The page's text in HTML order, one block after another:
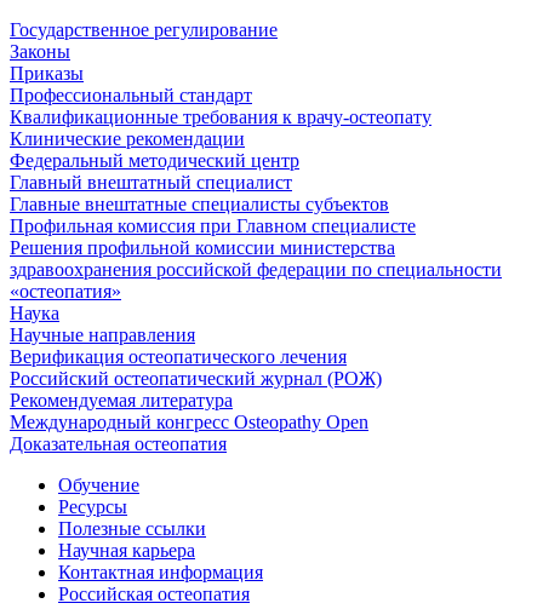
Государственное регулирование
Законы
Приказы
Профессиональный стандарт
Квалификационные требования к врачу-остеопату
Клинические рекомендации
Федеральный методический центр
Главный внештатный специалист
Главные внештатные специалисты субъектов
Профильная комиссия при Главном специалисте
Решения профильной комиссии министерства
здравоохранения российской федерации по специальности
«остеопатия»
Наука
Научные направления
Верификация остеопатического лечения
Российский остеопатический журнал (РОЖ)
Рекомендуемая литература
Международный конгресс Osteopathy Open
Доказательная остеопатия
Обучение
Ресурсы
Полезные ссылки
Научная карьера
Контактная информация
Российская остеопатия